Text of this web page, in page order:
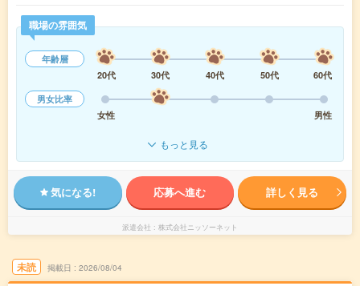
職場の雰囲気
年齢層
20代
30代 40代 50代
60代
男女比率
女性
男性
もっと見る
気になる! 応募へ進む 詳しく見る
派遣会社 株式会社ニッソーネット
未読 掲載日 2026/08/04